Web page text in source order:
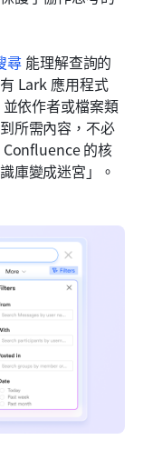
尋 能理解查詢的
Lark 應用程式
並依作者或檔案類
所需內容，不必
Confluence 的核
庫變成迷宮」。